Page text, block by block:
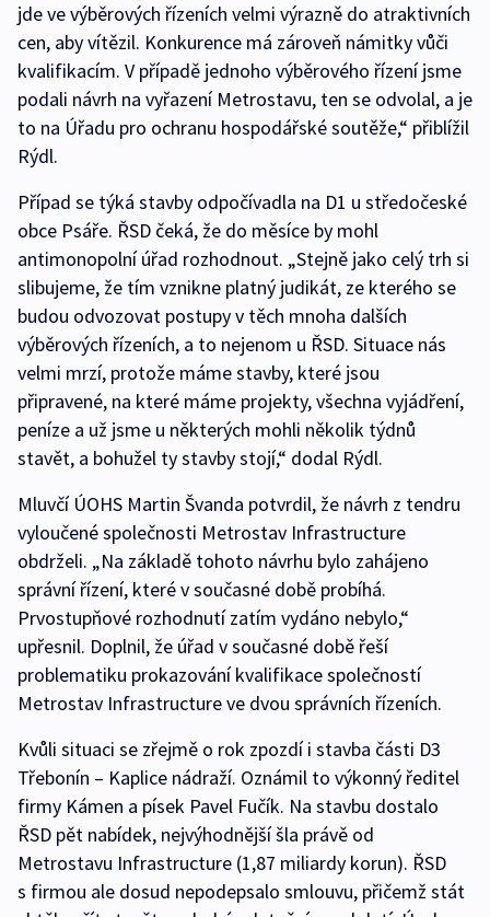
jde ve výběrových řízeních velmi výrazně do atraktivních
cen, aby vítězil. Konkurence má zároveň námitky vůči
kvalifikacím. V případě jednoho výběrového řízení jsme
podali návrh na vyřazení Metrostavu, ten se odvolal, a je
to na Úřadu pro ochranu hospodářské soutěže,“ přiblížil
Rýdl.
Případ se týká stavby odpočívadla na D1 u středočeské
obce Psáře. ŘSD čeká, že do měsíce by mohl
antimonopolní úřad rozhodnout. „Stejně jako celý trh si
slibujeme, že tím vznikne platný judikát, ze kterého se
budou odvozovat postupy v těch mnoha dalších
výběrových řízeních, a to nejenom u ŘSD. Situace nás
velmi mrzí, protože máme stavby, které jsou
připravené, na které máme projekty, všechna vyjádření,
peníze a už jsme u některých mohli několik týdnů
stavět, a bohužel ty stavby stojí,“ dodal Rýdl.
Mluvčí ÚOHS Martin Švanda potvrdil, že návrh z tendru
vyloučené společnosti Metrostav Infrastructure
obdrželi. „Na základě tohoto návrhu bylo zahájeno
správní řízení, které v současné době probíhá.
Prvostupňové rozhodnutí zatím vydáno nebylo,“
upřesnil. Doplnil, že úřad v současné době řeší
problematiku prokazování kvalifikace společností
Metrostav Infrastructure ve dvou správních řízeních.
Kvůli situaci se zřejmě o rok zpozdí i stavba části D3
Třebonín – Kaplice nádraží. Oznámil to výkonný ředitel
firmy Kámen a písek Pavel Fučík. Na stavbu dostalo
ŘSD pět nabídek, nejvýhodnější šla právě od
Metrostavu Infrastructure (1,87 miliardy korun). ŘSD
s firmou ale dosud nepodepsalo smlouvu, přičemž stát